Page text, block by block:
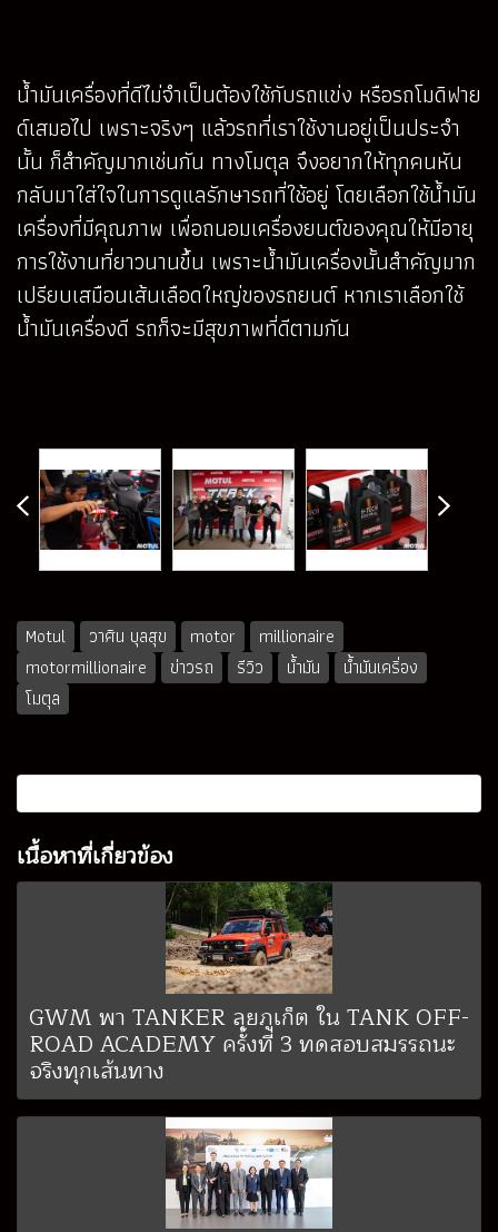
น้ำมันเครื่องที่ดีไม่จำเป็นต้องใช้กับรถแข่ง หรือรถโมดิฟาย
ด์เสมอไป เพราะจริงๆ แล้วรถที่เราใช้งานอยู่เป็นประจำ
นั้น ก็สำคัญมากเช่นกัน ทางโมตุล จึงอยากให้ทุกคนหัน
กลับมาใส่ใจในการดูแลรักษารถที่ใช้อยู่ โดยเลือกใช้น้ำมัน
เครื่องที่มีคุณภาพ เพื่อถนอมเครื่องยนต์ของคุณให้มีอายุ
การใช้งานที่ยาวนานขึ้น เพราะน้ำมันเครื่องนั้นสำคัญมาก
เปรียบเสมือนเส้นเลือดใหญ่ของรถยนต์ หากเราเลือกใช้
น้ำมันเครื่องดี รถก็จะมีสุขภาพที่ดีตามกัน
Motul วาศิน บุลสุข motor
millionaire
motormillionaire
ข่าวรถ รีวิว น้ำมัน
น้ำมันเคริ่อง
โมตุล
เนื้อหาที่เกี่ยวข้อง
GWM พา TANKER ลุยภูเก็ต ใน TANK OFF-
ROAD ACADEMY ครั้งที่ 3 ทดสอบสมรรถนะ
จริงทุกเส้นทาง